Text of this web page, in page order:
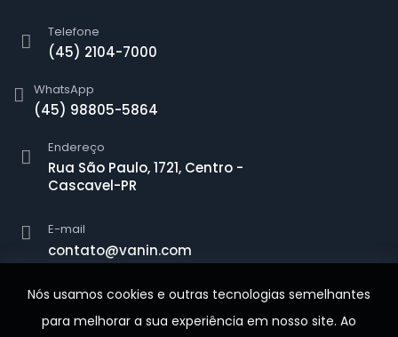
Telefone
(45) 2104-7000
WhatsApp
(45) 98805-5864
Endereço
Rua São Paulo, 1721, Centro -
Cascavel-PR
E-mail
contato@vanin.com
Nós usamos cookies e outras tecnologias semelhantes
para melhorar a sua experiência em nosso site. Ao